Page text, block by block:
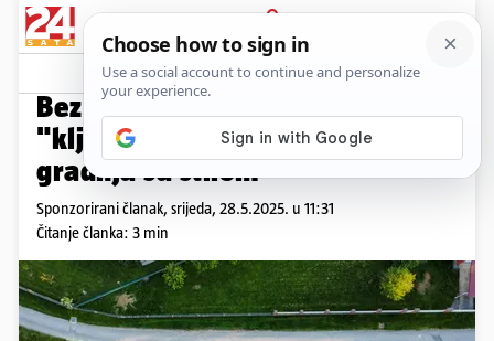
PRIJAVA
Promo sadržaj
Bez brige tijekom gradnje: Kuće
"ključ u ruke" – IDM TEAM,
gradnja sa stilom
Sponzorirani članak, srijeda, 28.5.2025. u 11:31
Čitanje članka: 3 min